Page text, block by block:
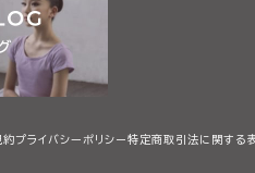
約プライバシーポリシー 特定商取引法に関する